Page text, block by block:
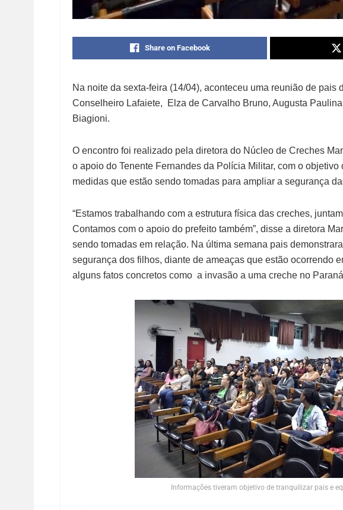
Share on Facebook
Na noite da sexta-feira (14/04), aconteceu uma reunião de pais
Conselheiro Lafaiete, Elza de Carvalho Bruno, Augusta
Biagioni.
O encontro foi realizado pela diretora do Núcleo de Creches
o apoio do Tenente Fernandes da Polícia Militar, com o
medidas que estão sendo tomadas para ampliar a segurança
“Estamos trabalhando com a estrutura física das creches,
Contamos com o apoio do prefeito também”, disse a diretora
sendo tomadas em relação. Na última semana pais
segurança dos filhos, diante de ameaças que estão ocorrendo
alguns fatos concretos como a invasão a uma creche no
Informações tiveram objetivo de tranquilizar pais e